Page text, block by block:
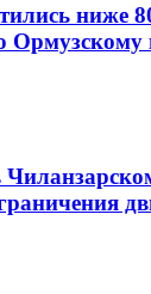
ниже
Ормузскому